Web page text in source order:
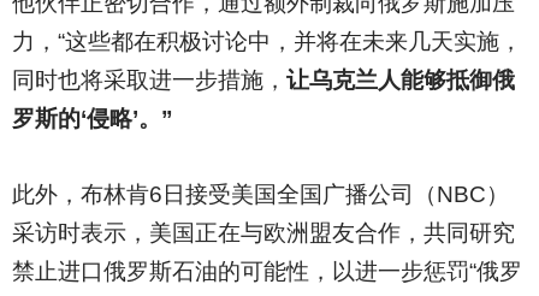
力，“这些都在积极讨论中，并将在未来几天实施，
同时也将采取进一步措施， 让乌克兰人能够抵御俄
罗斯的‘侵略’。”
此外，布林肯6日接受美国全国广播公司（NBC）
采访时表示，美国正在与欧洲盟友合作，共同研究
禁止进口俄罗斯石油的可能性，以进一步惩罚“俄罗